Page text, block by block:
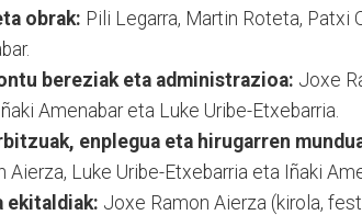
obrak: Pili Legarra, Martin Roteta, Patxi
bereziak eta administrazioa: Joxe
Amenabar eta Luke Uribe-Etxebarria.
enplegua eta hirugarren
Aierza, Luke Uribe-Etxebarria eta Iñaki
ekitaldiak: Joxe Ramon Aierza (kirola,